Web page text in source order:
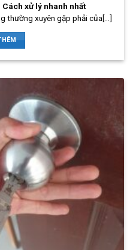
xử lý nhanh nhất
thường xuyên gặp phải của[...]